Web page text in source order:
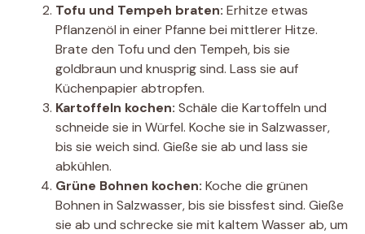
Tofu und Tempeh braten: Erhitze etwas
Pflanzenöl in einer Pfanne bei mittlerer Hitze.
Brate den Tofu und den Tempeh, bis sie
goldbraun und knusprig sind. Lass sie auf
Küchenpapier abtropfen.
Kartoffeln kochen: Schäle die Kartoffeln und
schneide sie in Würfel. Koche sie in Salzwasser,
bis sie weich sind. Gieße sie ab und lass sie
abkühlen.
Grüne Bohnen kochen: Koche die grünen
Bohnen in Salzwasser, bis sie bissfest sind. Gieße
sie ab und schrecke sie mit kaltem Wasser ab, um